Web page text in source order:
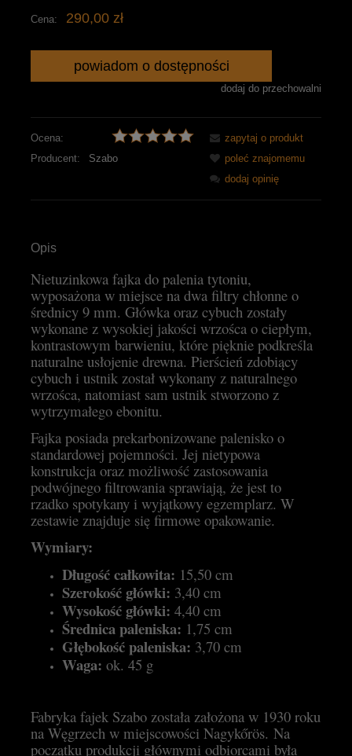
Cena: 290,00 zł
powiadom o dostępności
dodaj do przechowalni
Ocena:
Producent:
Szabo
zapytaj o produkt
poleć znajomemu
dodaj opinię
Opis
Nietuzinkowa fajka do palenia tytoniu,
wyposażona w miejsce na dwa filtry chłonne o
średnicy 9 mm. Główka oraz cybuch zostały
wykonane z wysokiej jakości wrzośca o ciepłym,
kontrastowym barwieniu, które pięknie podkreśla
naturalne usłojenie drewna. Pierścień zdobiący
cybuch i ustnik został wykonany z naturalnego
wrzośca, natomiast sam ustnik stworzono z
wytrzymałego ebonitu.
Fajka posiada prekarbonizowane palenisko o
standardowej pojemności. Jej nietypowa
konstrukcja oraz możliwość zastosowania
podwójnego filtrowania sprawiają, że jest to
rzadko spotykany i wyjątkowy egzemplarz. W
zestawie znajduje się firmowe opakowanie.
Wymiary:
Długość całkowita: 15,50 cm
Szerokość główki: 3,40 cm
Wysokość główki: 4,40 cm
Średnica paleniska: 1,75 cm
Głębokość paleniska: 3,70 cm
Waga: ok. 45 g
Fabryka fajek Szabo została założona w 1930 roku
na Węgrzech w miejscowości Nagykőrös. Na
początku produkcji głównymi odbiorcami była